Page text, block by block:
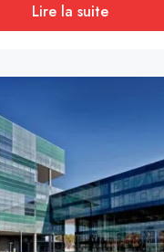
Lire la suite